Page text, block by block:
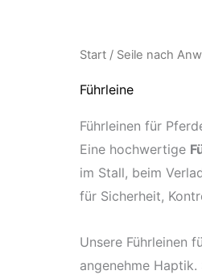
Start/ Seile nach
Führleine
Führleinen für
Eine hochwertige
im Stall, beim
für Sicherheit,
Unsere Führleinen
angenehme